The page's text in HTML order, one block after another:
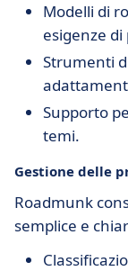
Modelli di
esigenze
Strumenti
Supporto
temi.
Gestione delle
Roadmunk
semplice e